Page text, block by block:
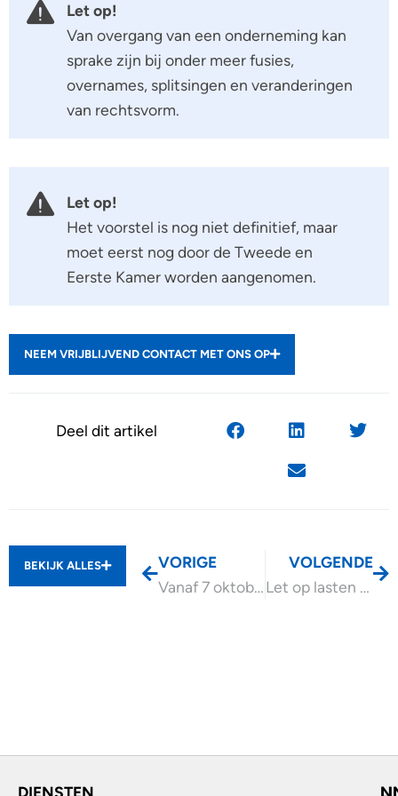
Let op!
Van overgang van een onderneming kan
sprake zijn bij onder meer fusies,
overnames, splitsingen en veranderingen
van rechtsvorm.
Let op!
Het voorstel is nog niet definitief, maar
moet eerst nog door de Tweede en
Eerste Kamer worden aangenomen.
NEEM VRIJBLIJVEND CONTACT MET ONS OP
Deel dit artikel
BEKIJK ALLES
VORIGE
Vanaf 7 oktober SDE++ weer aan te vragen
VOLGENDE
Let op lasten VvE bij vrijstelling overdrachtsbelasting
DIENSTEN